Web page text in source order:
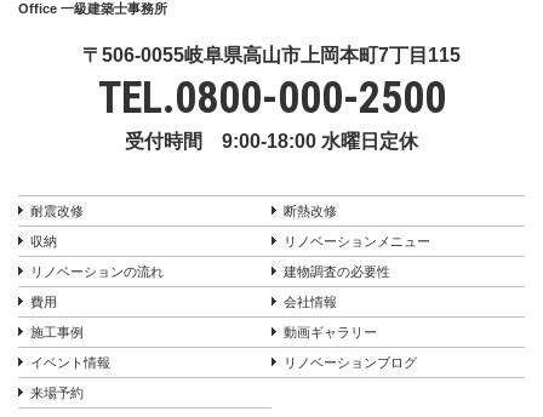
Office 一級建築士事務所
〒506-0055岐阜県高山市上岡本町7丁目115
TEL.0800-000-2500
受付時間 9:00-18:00 水曜日定休
耐震改修 断熱改修
収納 リノベーションメニュー
リノベーションの流れ 建物調査の必要性
費用 会社情報
施工事例 動画ギャラリー
イベント情報 リノベーションブログ
来場予約